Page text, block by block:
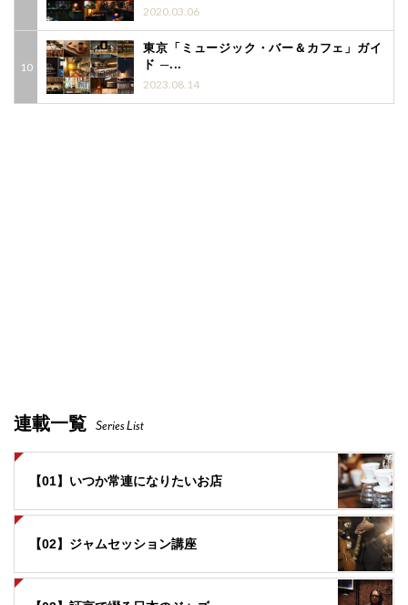
2020.03.06
東京「ミュージック・バー＆カフェ」ガイ
ド ─...
2023.08.14
連載一覧 Series List
【01】いつか常連になりたいお店
【02】ジャムセッション講座